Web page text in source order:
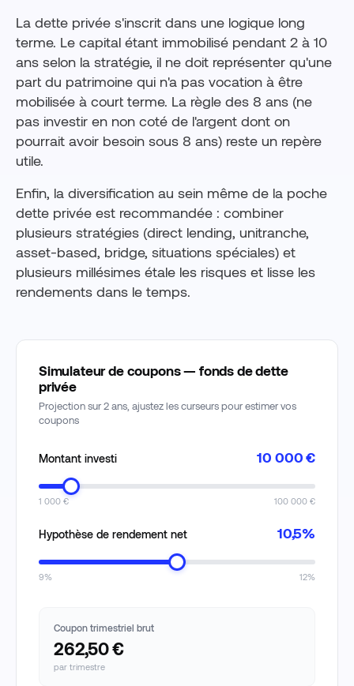
La dette privée s'inscrit dans une logique long
terme. Le capital étant immobilisé pendant 2 à 10
ans selon la stratégie, il ne doit représenter qu'une
part du patrimoine qui n'a pas vocation à être
mobilisée à court terme. La règle des 8 ans (ne
pas investir en non coté de l'argent dont on
pourrait avoir besoin sous 8 ans) reste un repère
utile.
Enfin, la diversification au sein même de la poche
dette privée est recommandée : combiner
plusieurs stratégies (direct lending, unitranche,
asset-based, bridge, situations spéciales) et
plusieurs millésimes étale les risques et lisse les
rendements dans le temps.
Simulateur de coupons — fonds de dette
privée
Projection sur 2 ans, ajustez les curseurs pour estimer vos
coupons
Montant investi 10 000 €
1 000 € 100 000 €
Hypothèse de rendement net 10,5%
9% 12%
Coupon trimestriel brut
262,50 €
par trimestre